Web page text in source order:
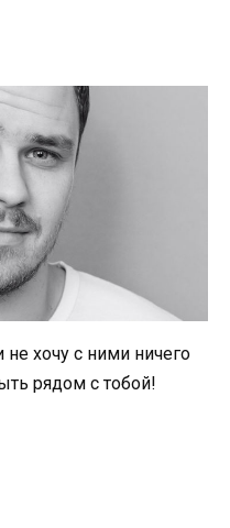
не хочу с ними ничего
рядом с тобой!